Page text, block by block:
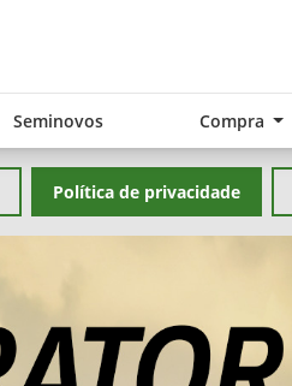
Seminovos Compra
Política de privacidade